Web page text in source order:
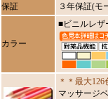
保証
３年保証(モ
カラー
■ビニルレザ
＊＊最大
マッサージ